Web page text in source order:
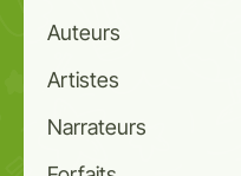
Auteurs
Artistes
Narrateurs